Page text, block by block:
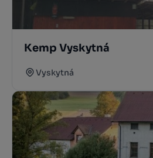
Kemp Vyskytná
Vyskytná